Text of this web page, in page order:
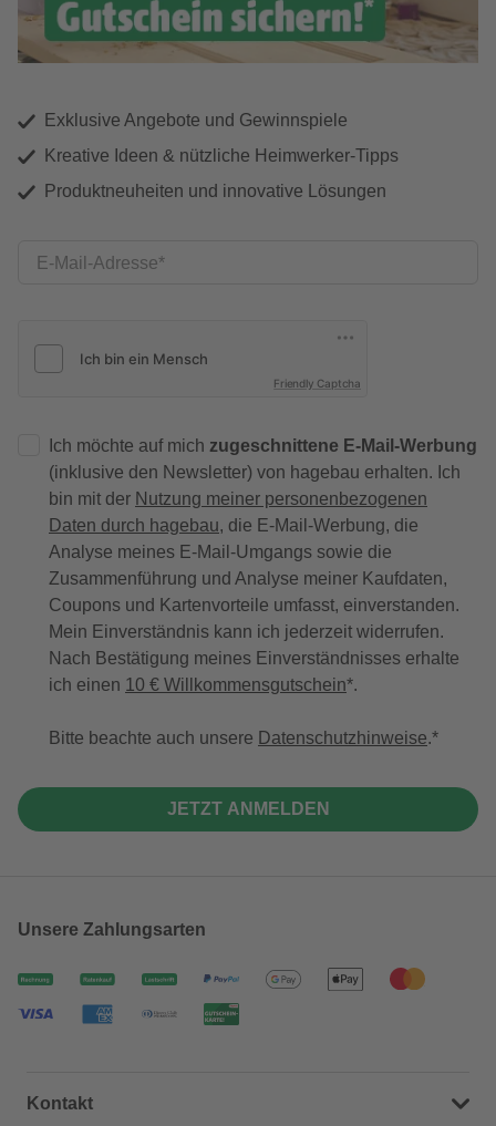
Exklusive Angebote und Gewinnspiele
Kreative Ideen & nützliche Heimwerker-Tipps
Produktneuheiten und innovative Lösungen
E-Mail-Adresse
Friendly Captcha
Ich möchte auf mich zugeschnittene E-Mail-Werbung
(inklusive den Newsletter) von hagebau erhalten. Ich
bin mit der Nutzung meiner personenbezogenen
Daten durch hagebau, die E-Mail-Werbung, die
Analyse meines E-Mail-Umgangs sowie die
Zusammenführung und Analyse meiner Kaufdaten,
Coupons und Kartenvorteile umfasst, einverstanden.
Mein Einverständnis kann ich jederzeit widerrufen.
Nach Bestätigung meines Einverständnisses erhalte
ich einen 10 € Willkommensgutschein*.
Bitte beachte auch unsere Datenschutzhinweise.
JETZT ANMELDEN
Unsere Zahlungsarten
Kontakt